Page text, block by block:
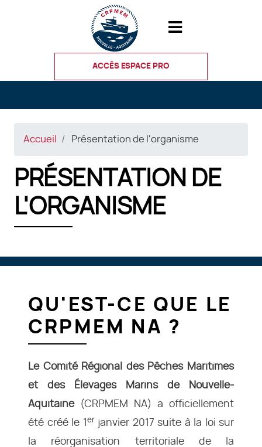
au
contenu
principal
ACCÈS ESPACE PRO
Accueil Présentation de l'organisme
PRÉSENTATION DE
L'ORGANISME
QU'EST-CE QUE LE
CRPMEM NA ?
Le Comité Régional des Pêches Maritimes
et des Élevages Marins de Nouvelle-
Aquitaine(CRPMEM NA) a officiellement
été créé le 1 er janvier 2017 suite à la loi sur
la réorganisation territoriale de la